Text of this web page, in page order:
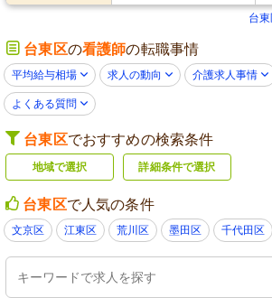
台
台東区の看護師の転職事情
平均給与相場 求人の動向 介護求人事情
よくある質問
台東区でおすすめの検索条件
地域で選択 詳細条件で選択
台東区で人気の条件
文京区 江東区 荒川区 墨田区 千代田区